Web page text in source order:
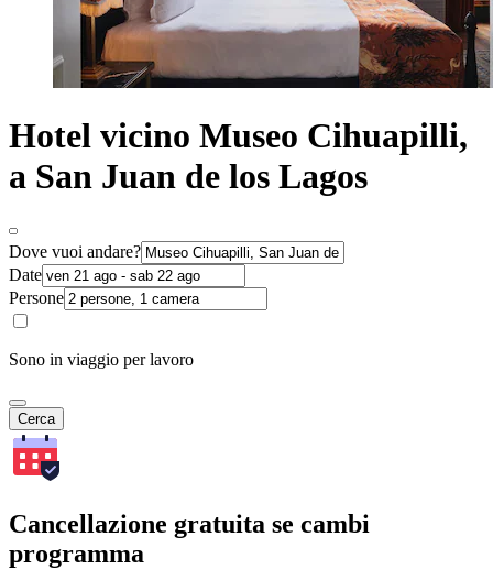
Hotel vicino Museo Cihuapilli,
a San Juan de los Lagos
Dove vuoi andare?
Date
Persone
Sono in viaggio per lavoro
Cerca
Cancellazione gratuita se cambi
programma